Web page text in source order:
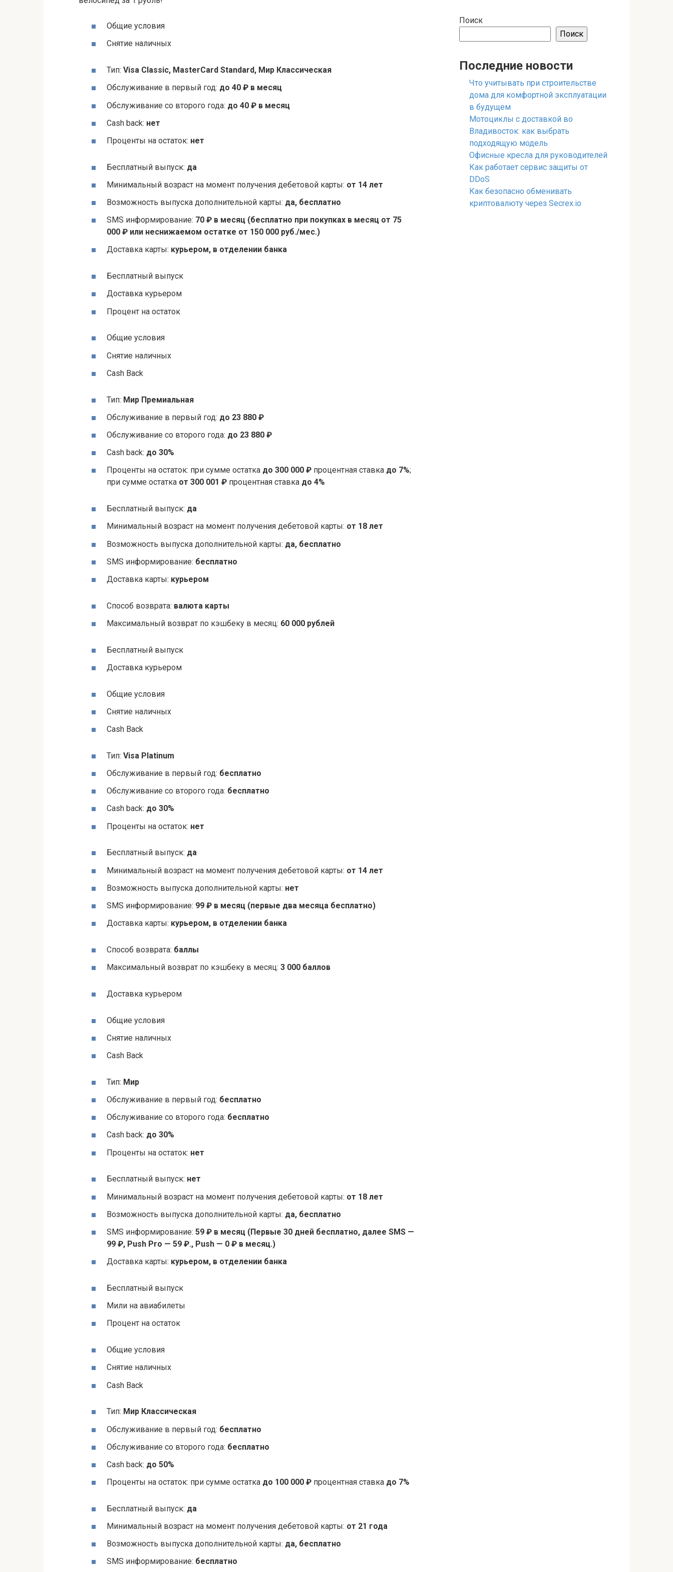
Общие условия
Снятие наличных
Тип: Visa Classic, MasterСard Standard, Мир Классическая
Обслуживание в первый год: до 40 ₽ в месяц
Обслуживание со второго года: до 40 ₽ в месяц
Cash back: нет
Проценты на остаток: нет
Бесплатный выпуск: да
Минимальный возраст на момент получения дебетовой карты: от 14 лет
Возможность выпуска дополнительной карты: да, бесплатно
SMS информирование: 70 ₽ в месяц (бесплатно при покупках в месяц от 75
000 ₽ или неснижаемом остатке от 150 000 руб./мес.)
Доставка карты: курьером, в отделении банка
Бесплатный выпуск
Доставка курьером
Процент на остаток
Общие условия
Снятие наличных
Cash Back
Тип: Мир Премиальная
Обслуживание в первый год: до 23 880 ₽
Обслуживание со второго года: до 23 880 ₽
Cash back: до 30%
Проценты на остаток: при сумме остатка до 300 000 ₽ процентная ставка до 7%;
при сумме остатка от 300 001 ₽ процентная ставка до 4%
Бесплатный выпуск: да
Минимальный возраст на момент получения дебетовой карты: от 18 лет
Возможность выпуска дополнительной карты: да, бесплатно
SMS информирование: бесплатно
Доставка карты: курьером
Способ возврата: валюта карты
Максимальный возврат по кэшбеку в месяц: 60 000 рублей
Бесплатный выпуск
Доставка курьером
Общие условия
Снятие наличных
Cash Back
Тип: Visa Platinum
Обслуживание в первый год: бесплатно
Обслуживание со второго года: бесплатно
Cash back: до 30%
Проценты на остаток: нет
Бесплатный выпуск: да
Минимальный возраст на момент получения дебетовой карты: от 14 лет
Возможность выпуска дополнительной карты: нет
SMS информирование: 99 ₽ в месяц (первые два месяца бесплатно)
Доставка карты: курьером, в отделении банка
Способ возврата: баллы
Максимальный возврат по кэшбеку в месяц: 3 000 баллов
Доставка курьером
Общие условия
Снятие наличных
Cash Back
Тип: Мир
Обслуживание в первый год: бесплатно
Обслуживание со второго года: бесплатно
Cash back: до 30%
Проценты на остаток: нет
Бесплатный выпуск: нет
Минимальный возраст на момент получения дебетовой карты: от 18 лет
Возможность выпуска дополнительной карты: да, бесплатно
SMS информирование: 59 ₽ в месяц (Первые 30 дней бесплатно, далее SMS —
99 ₽, Push Pro — 59 ₽., Push — 0 ₽ в месяц.)
Доставка карты: курьером, в отделении банка
Бесплатный выпуск
Мили на авиабилеты
Процент на остаток
Общие условия
Снятие наличных
Cash Back
Тип: Мир Классическая
Обслуживание в первый год: бесплатно
Обслуживание со второго года: бесплатно
Cash back: до 50%
Проценты на остаток: при сумме остатка до 100 000 ₽ процентная ставка до 7%
Бесплатный выпуск: да
Минимальный возраст на момент получения дебетовой карты: от 21 года
Возможность выпуска дополнительной карты: да, бесплатно
SMS информирование: бесплатно
Поиск
Поиск
Последние новости
Что учитывать при строительстве
дома для комфортной эксплуатации
в будущем
Мотоциклы с доставкой во
Владивосток: как выбрать
подходящую модель
Офисные кресла для руководителей
Как работает сервис защиты от
DDoS
Как безопасно обменивать
криптовалюту через Secrex.io